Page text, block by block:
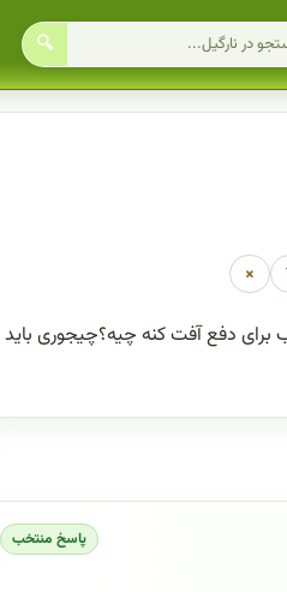
🔍
×
دفع آفت کنه چیه؟چیجوری باید
پاسخ منتخب